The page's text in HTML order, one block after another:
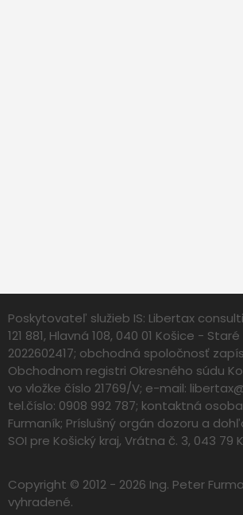
Poskytovateľ služieb IS: Libertax
121 881, Hlavná 108, 040 01 Košice -
2022602417; obchodná spoločnosť
Obchodnom registri Okresného súdu
vo vložke číslo 21769/V; e-mail:
tel.číslo: 0908 992 787; kontaktná
Furmaník; Príslušný orgán dozoru a
SOI pre Košický kraj, Vrátna č. 3, 043 79
Copyright © 2012 - 2026 Ing. Peter
vyhradené.